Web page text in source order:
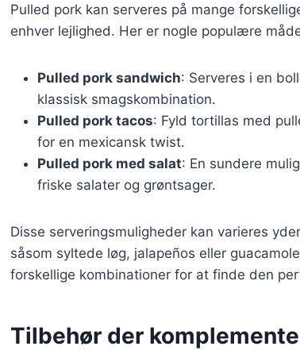
Pulled pork kan serveres på mange
enhver lejlighed. Her er nogle populære
Pulled pork sandwich: Serveres i en
klassisk smagskombination.
Pulled pork tacos: Fyld tortillas med
for en mexicansk twist.
Pulled pork med salat: En sundere
friske salater og grøntsager.
Disse serveringsmuligheder kan varieres
såsom syltede løg, jalapeños eller
forskellige kombinationer for at finde den
Tilbehør der